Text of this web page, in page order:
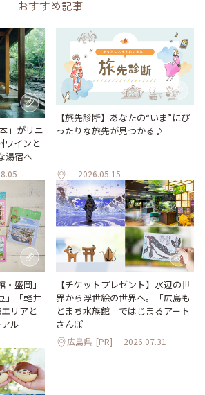
おすすめ記事
」がリニ
ワインと
湯宿へ
【旅先診断】あなたの“いま”にぴ
ったりな旅先が見つかる♪
2026.05.15
盛岡」
」「軽井
リアと
ル
【チケットプレゼント】水辺の世
界から浮世絵の世界へ。「広島も
とまち水族館」ではじまるアート
さんぽ
広島県 [PR] 2026.07.31